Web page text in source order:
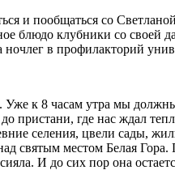
и пообщаться со
блюдо клубники со своей
в профилакторий
к 8 часам утра мы
пристани, где нас ждал
селения, цвели сады,
святым местом Белая
И до сих пор она